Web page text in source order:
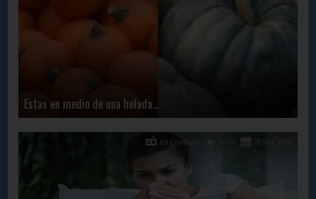
Estas en medio de una helada...
15 Mar, 2016
3676
En Contacto